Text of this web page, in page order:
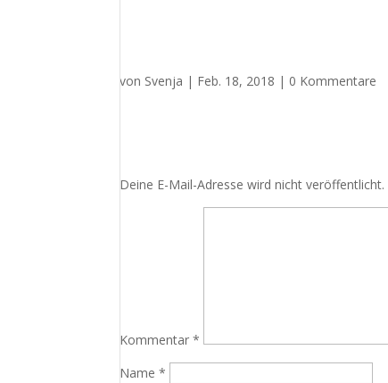
von Svenja | Feb. 18, 2018 | 0 Kommentare
Deine E-Mail-Adresse wird nicht veröffentlicht.
Kommentar*
Name*